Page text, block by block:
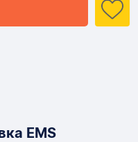
EMS